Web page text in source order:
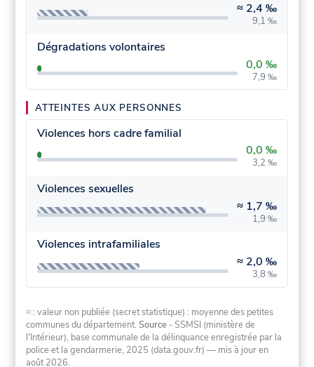
≈ 2,4 ‰
9,1 ‰
Dégradations volontaires
0,0 ‰
7,9 ‰
ATTEINTES AUX PERSONNES
Violences hors cadre familial
0,0 ‰
3,2 ‰
Violences sexuelles
≈ 1,7 ‰
1,9 ‰
Violences intrafamiliales
≈ 2,0 ‰
3,8 ‰
≈ : valeur non publiée (secret statistique) : moyenne des petites
communes du département.Source - SSMSI (ministère de
l'Intérieur), base communale de la délinquance enregistrée par la
police et la gendarmerie, 2025 (data.gouv.fr) — mis à jour en
août 2026.